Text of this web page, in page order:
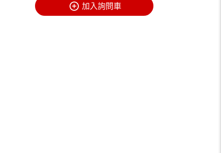
加入詢問車